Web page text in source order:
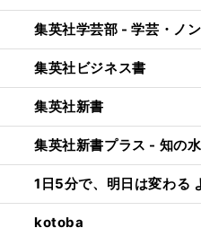
集英社学芸部 - 学芸・ノ
集英社ビジネス書
集英社新書
集英社新書プラス - 知の
1日5分で、明日は変わる
kotoba